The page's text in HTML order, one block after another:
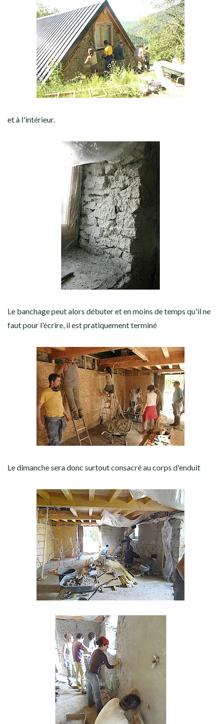
et à l'intérieur.
Le banchage peut alors débuter et en moins de temps qu'il ne
faut pour l'écrire, il est pratiquement terminé
Le dimanche sera donc surtout consacré au corps d'enduit